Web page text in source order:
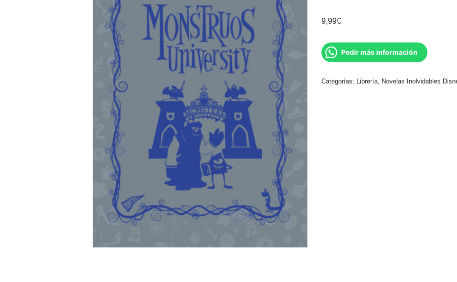
9,99€
Pedir más información
Categorías: Librería, Novelas Inolvidables